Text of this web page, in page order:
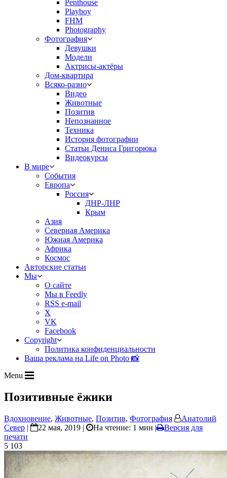
Penthouse
Playboy
FHM
Photography
Фотография
Девушки
Модели
Актрисы-актёры
Дом-квартира
Всяко-разно
Видео
Животные
Позитив
Непознанное
Техника
История фотографии
Статьи Дениса Григорюка
Видеокурсы
В мире
События
Европа
Россия
ДНР-ЛНР
Крым
Азия
Северная Америка
Южная Америка
Африка
Космос
Авторские статьи
Мы
О сайте
Мы в Feedly
RSS e-mail
X
VK
Facebook
Copyright
Политика конфиденциальности
Ваша реклама на Life on Photo 📸
Menu
Позитивные ёжики
Вдохновение, Животные, Позитив, Фотография
Анатолий
Север | 22 мая, 2019 | На чтение: 1 мин |
Версия для
печати
5 103